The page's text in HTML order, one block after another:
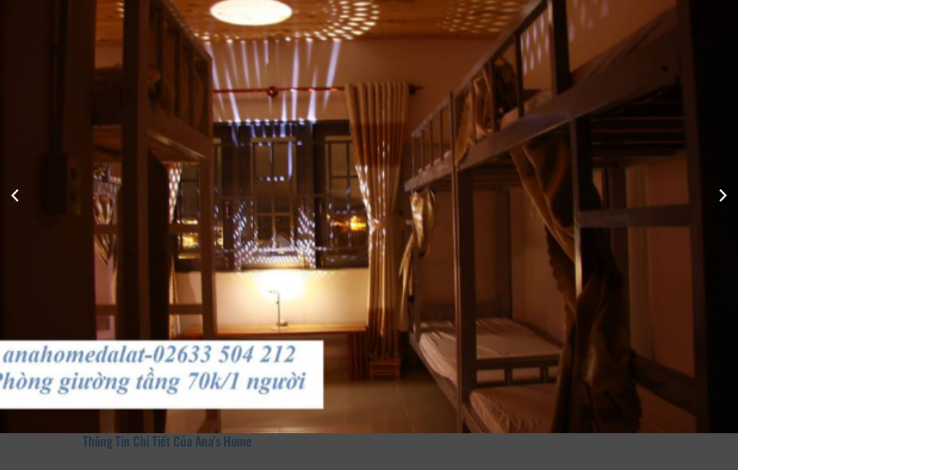
Tiêu chuẩn 2 giường
Xem thông tin phòng
Bàn là
Thông Tin Chi Tiết Của Ana's Home